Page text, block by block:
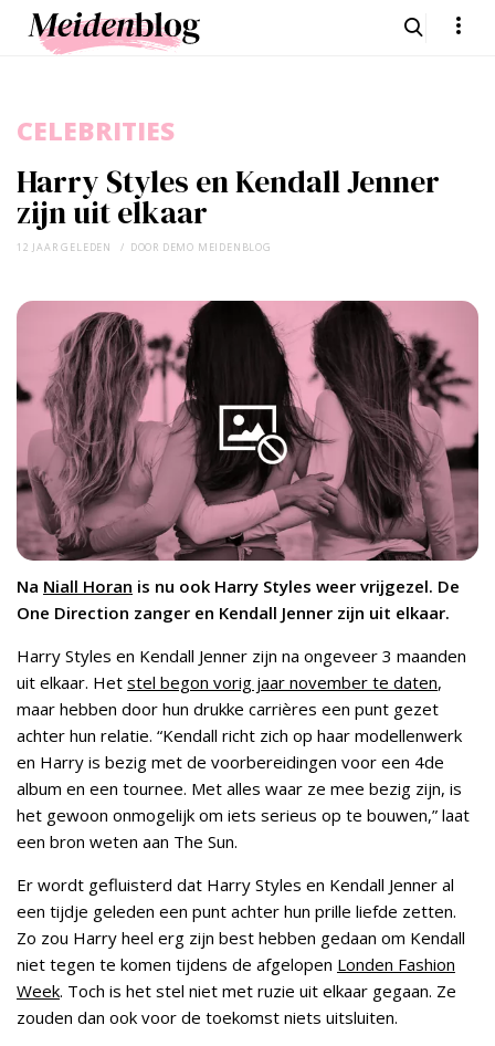
Harry Styles en Kendall Jenner
zijn uit elkaar
CELEBRITIES
12 JAAR GELEDEN DOOR DEMO MEIDENBLOG
Na Niall Horan is nu ook Harry Styles weer vrijgezel. De
One Direction zanger en Kendall Jenner zijn uit elkaar.
Harry Styles en Kendall Jenner zijn na ongeveer 3 maanden
uit elkaar. Het stel begon vorig jaar november te daten,
maar hebben door hun drukke carrières een punt gezet
achter hun relatie. “Kendall richt zich op haar modellenwerk
en Harry is bezig met de voorbereidingen voor een 4de
album en een tournee. Met alles waar ze mee bezig zijn, is
het gewoon onmogelijk om iets serieus op te bouwen,” laat
een bron weten aan The Sun.
Er wordt gefluisterd dat Harry Styles en Kendall Jenner al
een tijdje geleden een punt achter hun prille liefde zetten.
Zo zou Harry heel erg zijn best hebben gedaan om Kendall
niet tegen te komen tijdens de afgelopen Londen Fashion
Week. Toch is het stel niet met ruzie uit elkaar gegaan. Ze
zouden dan ook voor de toekomst niets uitsluiten.